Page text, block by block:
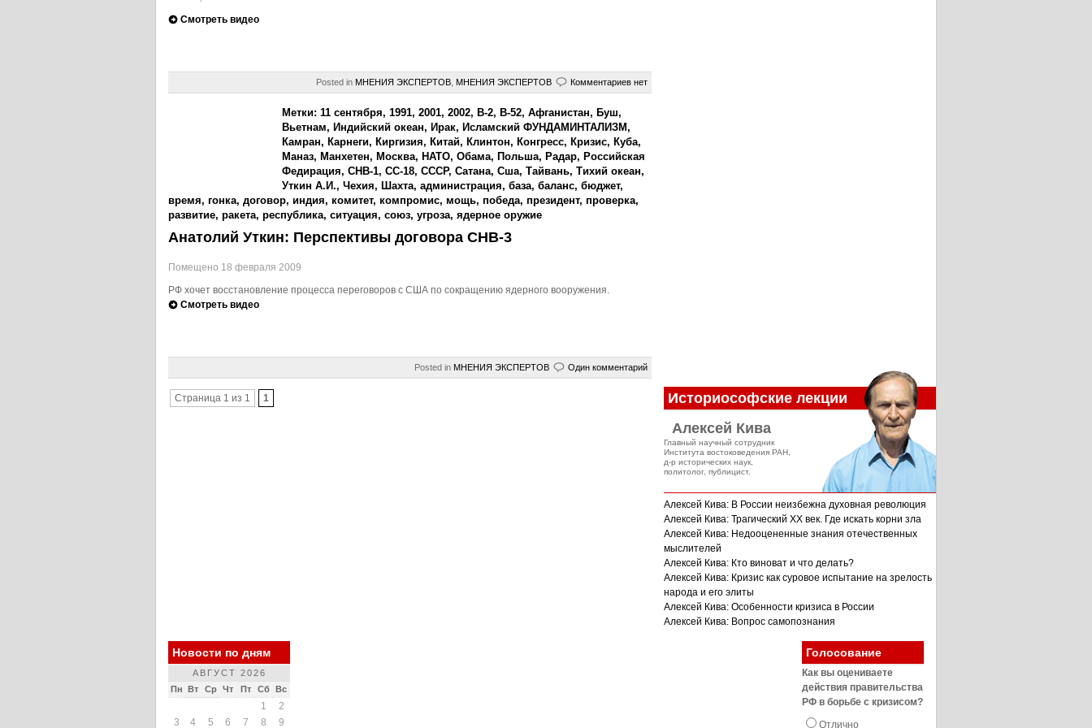
Смотреть видео
Posted in МНЕНИЯ ЭКСПЕРТОВ МНЕНИЯ ЭКСПЕPТОВ Комментариев нет
Метки: 11 сентября, 1991, 2001, 2002, B-2, B-52, Афганистан, Буш,
Вьетнам, Индийский океан, Ирак, Исламский ФУНДАМИНТАЛИЗМ,
Камран, Карнеги, Киргизия, Китай, Клинтон, Конгресс, Кризис, Куба,
Маназ, Манхетен, Москва, НАТО, Обама, Польша, Радар, Российская
Федирация, СНВ-1, СС-18, СССР, Сатана, Сша, Тайвань, Тихий океан,
Уткин А.И., Чехия, Шахта, администрация, база, баланс, бюджет,
время, гонка, договор, индия, комитет, компромис, мощь, победа, президент, проверка,
развитие, ракета, республика, ситуация, союз, угроза, ядерное оружие
Анатолий Уткин: Перспективы договора СНВ-3
Помещено 18 февраля 2009
РФ хочет восстановление процесса переговоров с США по сокращению ядерного вооружения.
Смотреть видео
Posted in МНЕНИЯ ЭКСПЕРТОВ Один комментарий
Страница 1 из 1 1
Историософские лекции
Алексей Кива
Главный научный сотрудник
Института востоковедения РАН,
д-р исторических наук,
политолог, публицист.
Алексей Кива: В России неизбежна духовная революция
Алексей Кива: Трагический XX век. Где искать корни зла
Алексей Кива: Недооцененные знания отечественных
мыслителей
Алексей Кива: Кто виноват и что делать?
Алексей Кива: Кризис как суровое испытание на зрелость
народа и его элиты
Алексей Кива: Особенности кризиса в России
Алексей Кива: Вопрос самопознания
Новости по дням
АВГУСТ 2026
Пн Вт Ср Чт Пт Сб Вс
1
2
3
4 5 6 7 8 9
Голосование
Как вы оцениваете
действия правительства
РФ в борьбе с кризисом?
Отлично